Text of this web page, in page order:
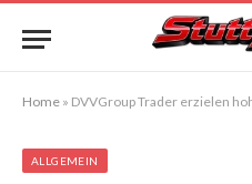
Home » DVVGroup Trader erzielen hohe
ALLGEMEIN